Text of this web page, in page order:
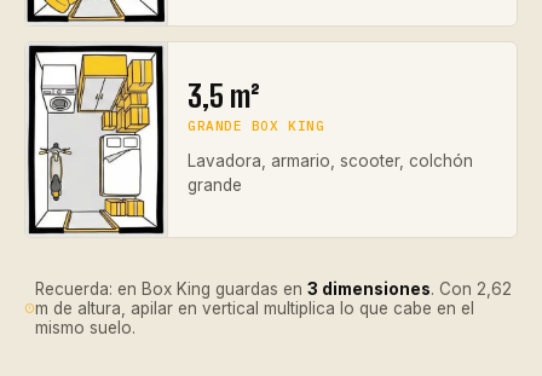
3,5 m²
GRANDE BOX KING
Lavadora, armario, scooter, colchón
grande
Recuerda: en Box King guardas en3 dimensiones. Con 2,62
m de altura, apilar en vertical multiplica lo que cabe en el
mismo suelo.